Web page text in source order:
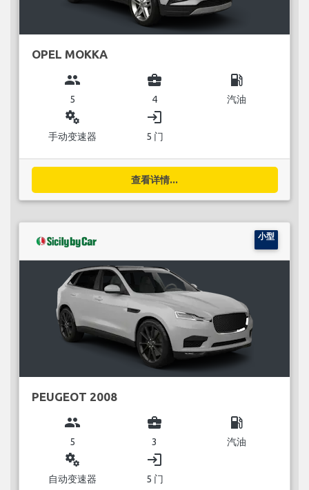
OPEL MOKKA
group
5
business_center
4
local_gas_station
汽油
miscellaneous_services
手动变速器
login
5 门
查看详情...
小型
PEUGEOT 2008
group
5
business_center
3
local_gas_station
汽油
miscellaneous_services
自动变速器
login
5 门